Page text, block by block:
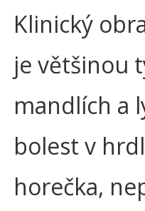
Klinický
je většinou
mandlích a
bolest v
horečka,